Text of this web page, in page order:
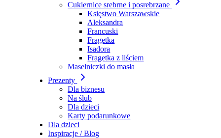
Cukiernice srebrne i posrebrzane
Księstwo Warszawskie
Aleksandra
Francuski
Fragetka
Isadora
Fragetka z liściem
Maselniczki do masła
Prezenty
Dla biznesu
Na ślub
Dla dzieci
Karty podarunkowe
Dla dzieci
Inspiracje / Blog